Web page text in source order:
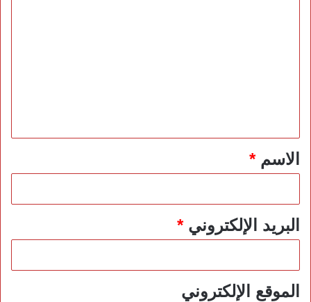
*الاسم*
البريد الإلكتروني*
الموقع الإلكتروني